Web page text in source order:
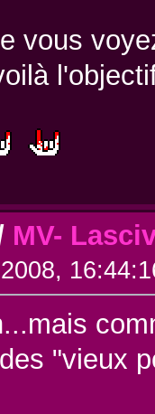
vous
MV-
"vieux